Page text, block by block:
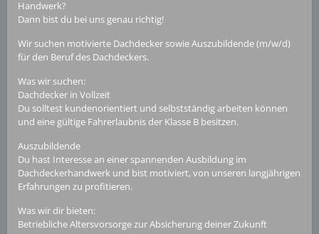
Handwerk?
Dann bist du bei uns genau richtig!
Wir suchen motivierte Dachdecker sowie Auszubildende (m/w/d)
für den Beruf des Dachdeckers.
Was wir suchen:
Dachdecker in Vollzeit
Du solltest kundenorientiert und selbstständig arbeiten können
und eine gültige Fahrerlaubnis der Klasse B besitzen.
Auszubildende
Du hast Interesse an einer spannenden Ausbildung im
Dachdeckerhandwerk und bist motiviert, von unseren langjährigen
Erfahrungen zu profitieren.
Was wir dir bieten:
Betriebliche Altersvorsorge zur Absicherung deiner Zukunft